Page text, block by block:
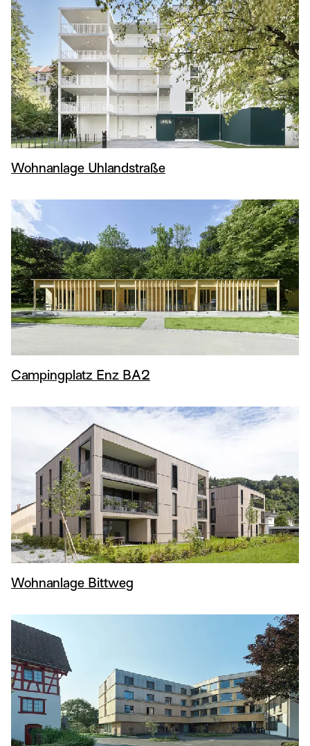
Wohnanlage Uhlandstraße
Campingplatz Enz BA2
Wohnanlage Bittweg